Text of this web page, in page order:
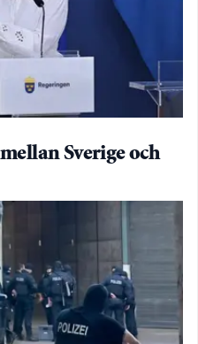
Sverige och